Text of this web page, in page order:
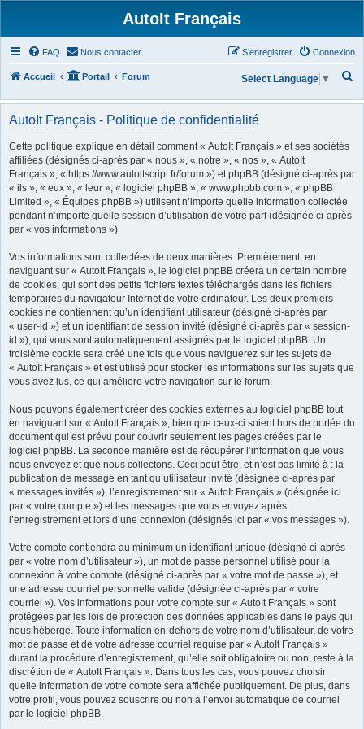
AutoIt Français
FAQ Nous contacter Connexion
S’enregistrer
Accueil Portail Forum
h
r
Select Language ▼
AutoIt Français - Politique de confidentialité
Cette politique explique en détail comment « AutoIt Français » et ses sociétés
affiliées (désignés ci-après par « nous », « notre », « nos », « AutoIt
Français », « https://www.autoitscript.fr/forum ») et phpBB (désigné ci-après par
« ils », « eux », « leur », « logiciel phpBB », « www.phpbb.com », « phpBB
Limited », « Équipes phpBB ») utilisent n’importe quelle information collectée
pendant n’importe quelle session d’utilisation de votre part (désignée ci-après
par « vos informations »).
Vos informations sont collectées de deux manières. Premièrement, en
naviguant sur « AutoIt Français », le logiciel phpBB créera un certain nombre
de cookies, qui sont des petits fichiers textes téléchargés dans les fichiers
temporaires du navigateur Internet de votre ordinateur. Les deux premiers
cookies ne contiennent qu’un identifiant utilisateur (désigné ci-après par
« user-id ») et un identifiant de session invité (désigné ci-après par « session-
id »), qui vous sont automatiquement assignés par le logiciel phpBB. Un
troisième cookie sera créé une fois que vous naviguerez sur les sujets de
« AutoIt Français » et est utilisé pour stocker les informations sur les sujets que
vous avez lus, ce qui améliore votre navigation sur le forum.
Nous pouvons également créer des cookies externes au logiciel phpBB tout
en naviguant sur « AutoIt Français », bien que ceux-ci soient hors de portée du
document qui est prévu pour couvrir seulement les pages créées par le
logiciel phpBB. La seconde manière est de récupérer l’information que vous
nous envoyez et que nous collectons. Ceci peut être, et n’est pas limité à : la
publication de message en tant qu’utilisateur invité (désignée ci-après par
« messages invités »), l’enregistrement sur « AutoIt Français » (désignée ici
par « votre compte ») et les messages que vous envoyez après
l’enregistrement et lors d’une connexion (désignés ici par « vos messages »).
Votre compte contiendra au minimum un identifiant unique (désigné ci-après
par « votre nom d’utilisateur »), un mot de passe personnel utilisé pour la
connexion à votre compte (désigné ci-après par « votre mot de passe »), et
une adresse courriel personnelle valide (désignée ci-après par « votre
courriel »). Vos informations pour votre compte sur « AutoIt Français » sont
protégées par les lois de protection des données applicables dans le pays qui
nous héberge. Toute information en-dehors de votre nom d’utilisateur, de votre
mot de passe et de votre adresse courriel requise par « AutoIt Français »
durant la procédure d’enregistrement, qu’elle soit obligatoire ou non, reste à la
discrétion de « AutoIt Français ». Dans tous les cas, vous pouvez choisir
quelle information de votre compte sera affichée publiquement. De plus, dans
votre profil, vous pouvez souscrire ou non à l’envoi automatique de courriel
par le logiciel phpBB.